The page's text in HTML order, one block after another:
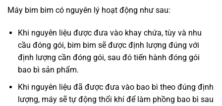
Máy bim bim có nguyên lý hoạt động như sau:
Khi nguyên liệu được đưa vào khay chứa, tùy và nhu
cầu đóng gói, bim bim sẽ được định lượng đúng với
định lượng cần đóng gói, sau đó tiến hành đóng gói
bao bì sản phẩm.
Khi nguyên liệu đã được đưa vào bao bì theo đúng định
lượng, máy sẽ tự động thổi khí để làm phồng bao bì sau